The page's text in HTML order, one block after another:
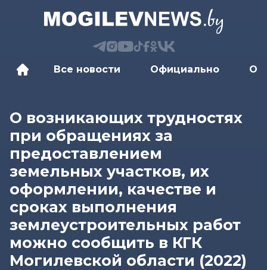
Все новости Официально
О возникающих трудностях
при обращениях за
предоставлением
земельных участков, их
оформлении, качестве и
сроках выполнения
землеустроительных работ
можно сообщить в КГК
Могилевской области (2022)